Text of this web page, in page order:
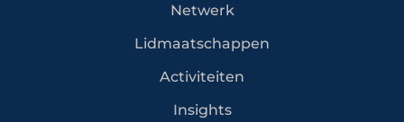
Netwerk
Lidmaatschappen
Activiteiten
Insights